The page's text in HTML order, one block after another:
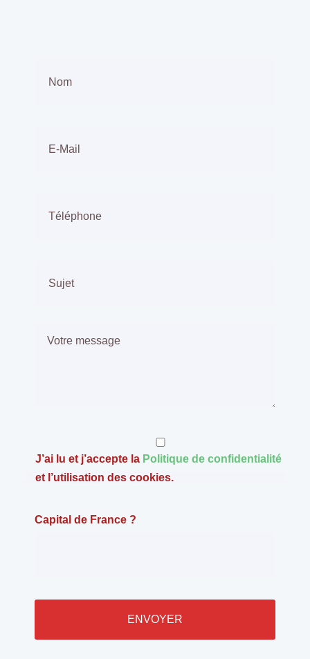
J’ai lu et j’accepte la Politique de confidentialité
et l’utilisation des cookies.
Capital de France ?